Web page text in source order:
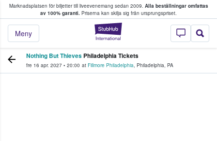
Marknadsplatsen för biljetter till liveevenemang sedan 2009. Alla beställningar omfattas
av 100% garanti. Priserna kan skilja sig från ursprungspriset.
StubHub – där
Meny
köper och säljer biljetter.
Nothing But Thieves Philadelphia Tickets
fre 16 apr. 2027 • 20:00 at Fillmore Philadelphia, Philadelphia, PA